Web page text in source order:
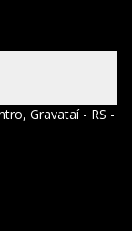
Gravataí - RS -